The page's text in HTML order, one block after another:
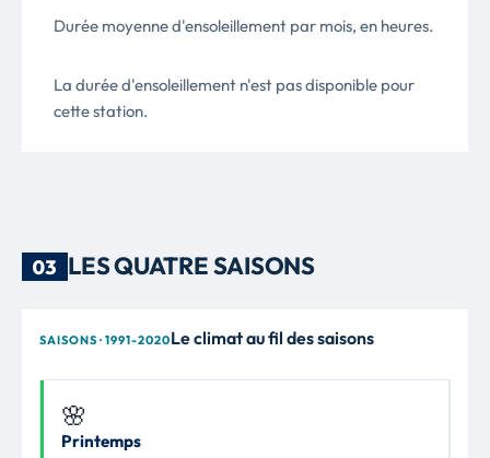
Durée moyenne d'ensoleillement par mois, en heures.
La durée d'ensoleillement n'est pas disponible pour
cette station.
03 LES QUATRE SAISONS
SAISONS · 1991-2020Le climat au fil des saisons
🌸
Printemps